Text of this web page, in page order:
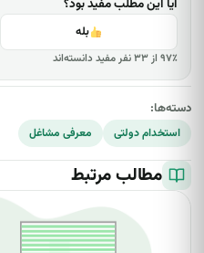
آیا این مطلب مفید بود؟
بله
۹۷٪ از ۳۳ نفر مفید دانسته‌اند
دسته‌ها:
استخدام دولتی معرفی مشاغل
مطالب مرتبط